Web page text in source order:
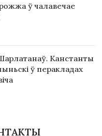
ў чалавечае
Канстанты
ў перакладах